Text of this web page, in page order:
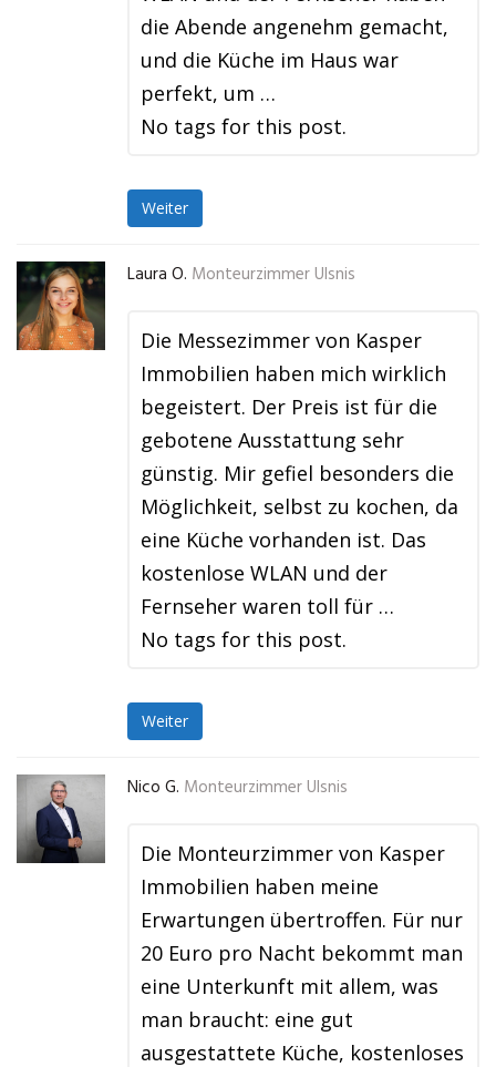
die Abende angenehm gemacht,
und die Küche im Haus war
perfekt, um …
No tags for this post.
Weiter
Laura O. Monteurzimmer Ulsnis
Die Messezimmer von Kasper
Immobilien haben mich wirklich
begeistert. Der Preis ist für die
gebotene Ausstattung sehr
günstig. Mir gefiel besonders die
Möglichkeit, selbst zu kochen, da
eine Küche vorhanden ist. Das
kostenlose WLAN und der
Fernseher waren toll für …
No tags for this post.
Weiter
Nico G. Monteurzimmer Ulsnis
Die Monteurzimmer von Kasper
Immobilien haben meine
Erwartungen übertroffen. Für nur
20 Euro pro Nacht bekommt man
eine Unterkunft mit allem, was
man braucht: eine gut
ausgestattete Küche, kostenloses